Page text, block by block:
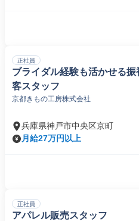
正社員
ブライダル経験も活かせる
客スタッフ
京都きもの工房株式会社
兵庫県神戸市中央区京町
月給27万円以上
正社員
アパレル販売スタッフ